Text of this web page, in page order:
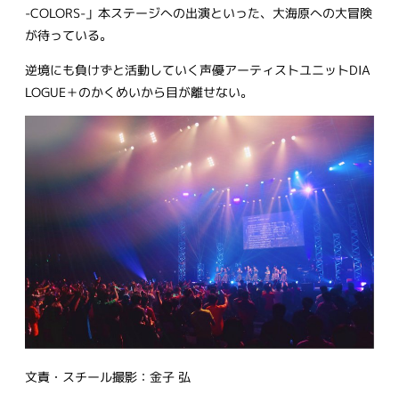
-COLORS-」本ステージへの出演といった、大海原への大冒険
が待っている。
逆境にも負けずと活動していく声優アーティストユニットDIA
LOGUE＋のかくめいから目が離せない。
文責・スチール撮影：金子 弘